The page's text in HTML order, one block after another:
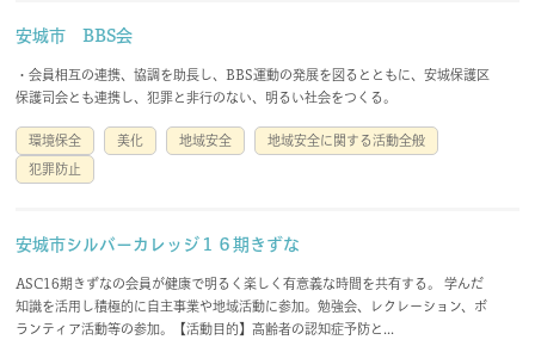
campaign
today
volunteer_activism
わくセンネットとは？ よくある質問
安城市 BBS会
・会員相互の連携、協調を助長し、BBS運動の発展を図るとともに、安城保護区
保護司会とも連携し、犯罪と非行のない、明るい社会をつくる。
環境保全 美化 地域安全 地域安全に関する活動全般
犯罪防止
安城市シルバーカレッジ１６期きずな
ASC16期きずなの会員が健康で明るく楽しく有意義な時間を共有する。 学んだ
知識を活用し積極的に自主事業や地域活動に参加。勉強会、レクレーション、ボ
ランティア活動等の参加。【活動目的】高齢者の認知症予防と...